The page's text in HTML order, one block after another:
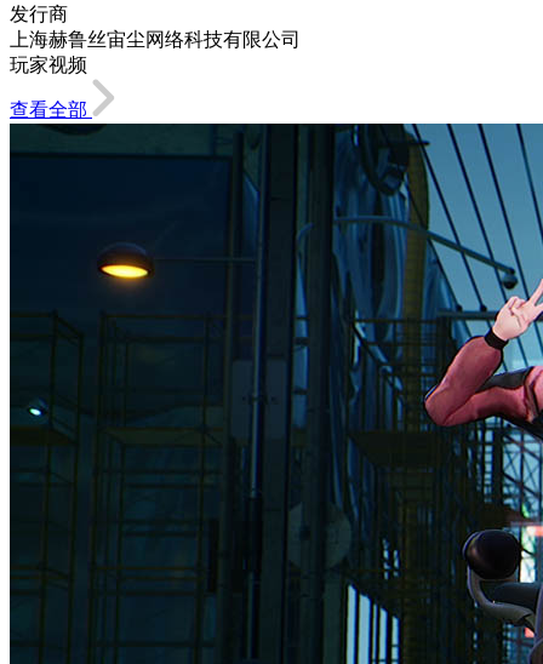
发行商
上海赫鲁丝宙尘网络科技有限公司
玩家视频
查看全部